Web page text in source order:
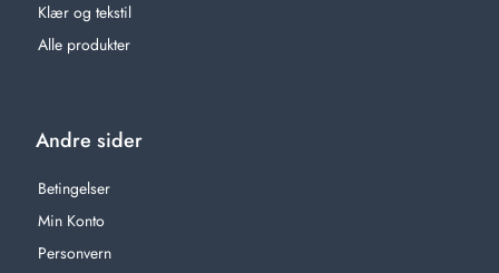
Klær og tekstil
Alle produkter
Andre sider
Betingelser
Min Konto
Personvern